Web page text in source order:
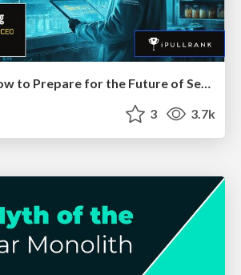
SEO in 2025: How to Prepare for the Future of Search
3 3.7k